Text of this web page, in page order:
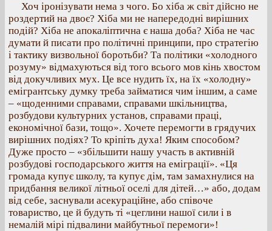
Хоч іронізувати нема з чого. Бо хіба ж світ дійсно не
роздертий на двоє? Хіба ми не напередодні вирішних
подій? Хіба не апокаліптична є наша доба? Хіба не час
думати й писати про політичні принципи, про стратегію
і тактику визвольної боротьби? Та політики «холодного
розуму» відмахуються від того всього мов кінь хвостом
від докучливих мух. Це все нудить їх, на їх «холодну»
емігрантську думку треба займатися чим іншим, а саме
– «щоденними справами, справами шкільництва,
розбудови культурних установ, справами праці,
економічної бази, тощо». Хочете перемогти в грядучих
вирішних подіях? То кріпіть духа! Яким способом?
Дуже просто – «збільшити нашу участь в активній
розбудові господарського життя на еміграції». «Ця
громада купує школу, та купує дім, там замахнулися на
придбання великої літньої оселі для дітей…» або, додам
від себе, заснували асекураційне, або співоче
товариство, це й будуть ті «цеглини нашої сили і в
немалій мірі підвалини майбутньої перемоги»!